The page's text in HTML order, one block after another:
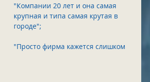
"Компании 20 лет и она самая
крупная и типа самая крутая в
городе";
"Просто фирма кажется слишком